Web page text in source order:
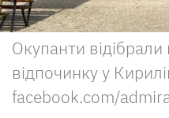
Окупанти
відпочинку у
facebook.com/